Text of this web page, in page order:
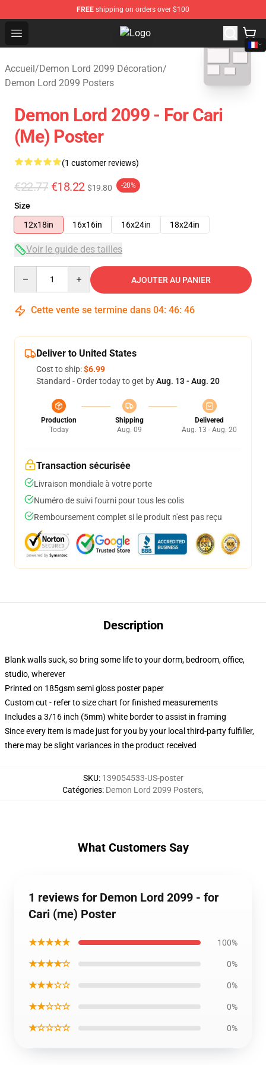
FREE shipping on orders over $100
Open menu Demon Lord 2099 Store - Official
Accueil/Demon Lord 2099 Décoration/
Demon Lord 2099 Posters
blank template
Demon Lord 2099 - For Cari
(me) Poster
(1 customer reviews)
€22.77 €18.22 $19.80 -20%
Size
12x18in
16x16in 16x24in 18x24in
Voir le guide des tailles
AJOUTER AU PANIER
Cette vente se termine dans 04: 46: 45
Deliver to United States
Cost to ship:$6.99
Standard - Order today to get byAug. 13 - Aug. 20
Production
Today
Shipping
Aug. 09
Delivered
Aug. 13 - Aug. 20
Transaction sécurisée
Livraison mondiale à votre porte
Numéro de suivi fourni pour tous les colis
Remboursement complet si le produit n'est pas reçu
Description
Blank walls suck, so bring some life to your dorm, bedroom, office,
studio, wherever
Printed on 185gsm semi gloss poster paper
Custom cut - refer to size chart for finished measurements
Includes a 3/16 inch (5mm) white border to assist in framing
Since every item is made just for you by your local third-party fulfiller,
there may be slight variances in the product received
SKU: 139054533-US-poster
Catégories: Demon Lord 2099 Posters,
What Customers Say
1 reviews for Demon Lord 2099 - for
Cari (me) Poster
★★★★★ 100%
★★★★☆ 0%
★★★☆☆ 0%
★★☆☆☆ 0%
★☆☆☆☆ 0%